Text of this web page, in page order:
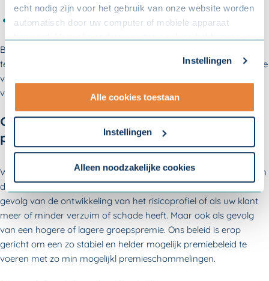
echt nodig zijn voor het gebruik van onze website worden
automatisch door uw computer of mobiele apparaat
aanpassen. Met uw toestemming delen wij uw gegevens
- Lees hier onzeprivacyverklaringen onze
Om uw toestemmingsvoorkeur te wijzigen, klikt u op
Instellingen
Alle cookies toestaan
Instellingen
Alleen noodzakelijke cookies
Nieuwe klanten
Bij nieuwe klanten ontbreekt voor Sazas het schadeverleden en
telt uitsluitend een afgeleide van de groepspremies. Zij starten de
verzekering met een instappremie. Die instappremie wordt na
verloop van tijd op basis van het risicoprofiel afgestemd.
Ons stabiele en transparante
premiebeleid
Wij vinden het belangrijk dat het voor u altijd duidelijk is waarom
de premie van uw klant(en) stijgt of daalt. Bijvoorbeeld als
gevolg van de ontwikkeling van het risicoprofiel of als uw klant
meer of minder verzuim of schade heeft. Maar ook als gevolg
van een hogere of lagere groepspremie. Ons beleid is erop
gericht om een zo stabiel en helder mogelijk premiebeleid te
voeren met zo min mogelijkl premieschommelingen.